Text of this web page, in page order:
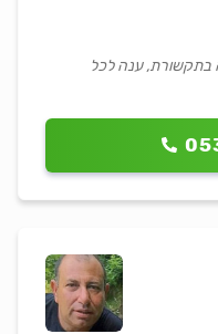
בתקשורת, ענה לכל